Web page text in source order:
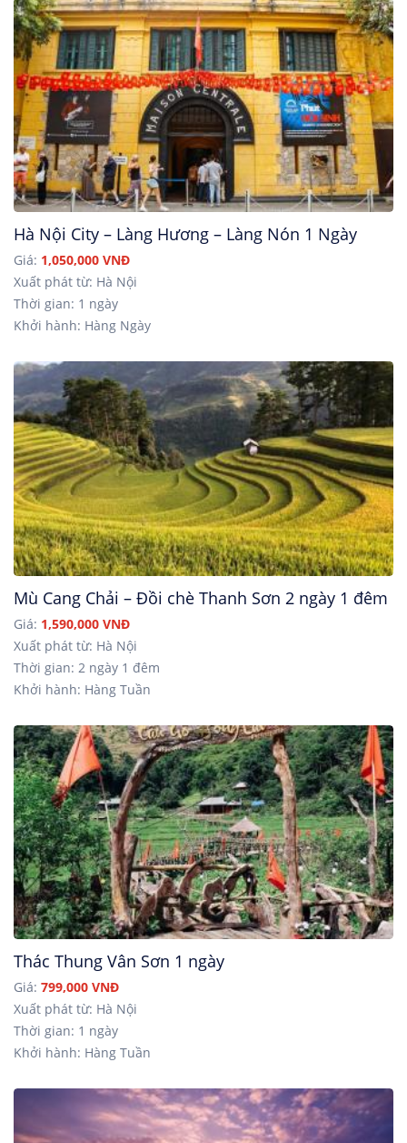
Hà Nội City – Làng Hương – Làng Nón 1 Ngày
Giá: 1,050,000 VNĐ
Xuất phát từ: Hà Nội
Thời gian: 1 ngày
Khởi hành: Hàng Ngày
Mù Cang Chải – Đồi chè Thanh Sơn 2 ngày 1 đêm
Giá: 1,590,000 VNĐ
Xuất phát từ: Hà Nội
Thời gian: 2 ngày 1 đêm
Khởi hành: Hàng Tuần
Thác Thung Vân Sơn 1 ngày
Giá: 799,000 VNĐ
Xuất phát từ: Hà Nội
Thời gian: 1 ngày
Khởi hành: Hàng Tuần